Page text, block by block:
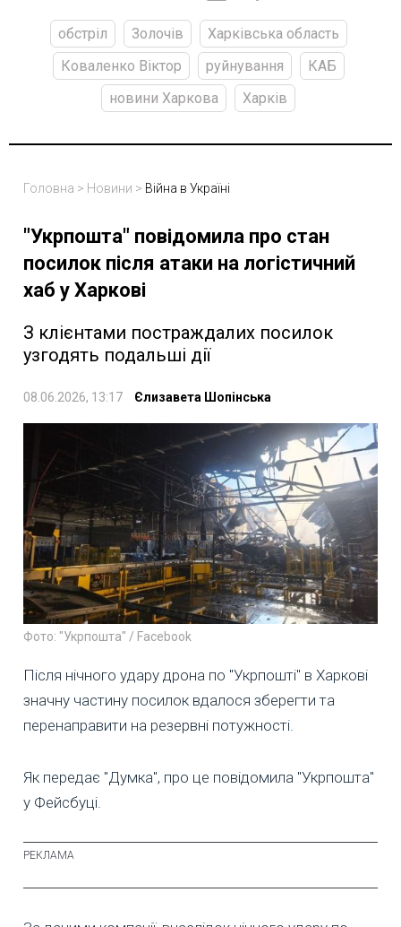
обстріл Золочів
Харківська область
Коваленко Віктор
руйнування
КАБ
новини Харкова
Харків
Головна > Новини > Війна в Україні
"Укрпошта" повідомила про стан
посилок після атаки на логістичний
хаб у Харкові
З клієнтами постраждалих посилок
узгодять подальші дії
08.06.2026, 13:17 Єлизавета Шопінська
Фото: "Укрпошта" / Facebook
Після нічного удару дрона по "Укрпошті" в Харкові
значну частину посилок вдалося зберегти та
перенаправити на резервні потужності.
Як передає "Думка", про це повідомила "Укрпошта"
у Фейсбуці.